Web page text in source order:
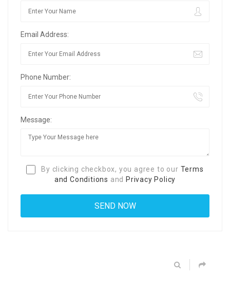
Email Address:
Phone Number:
Message:
By clicking checkbox, you agree to our Terms
and Conditions and Privacy Policy